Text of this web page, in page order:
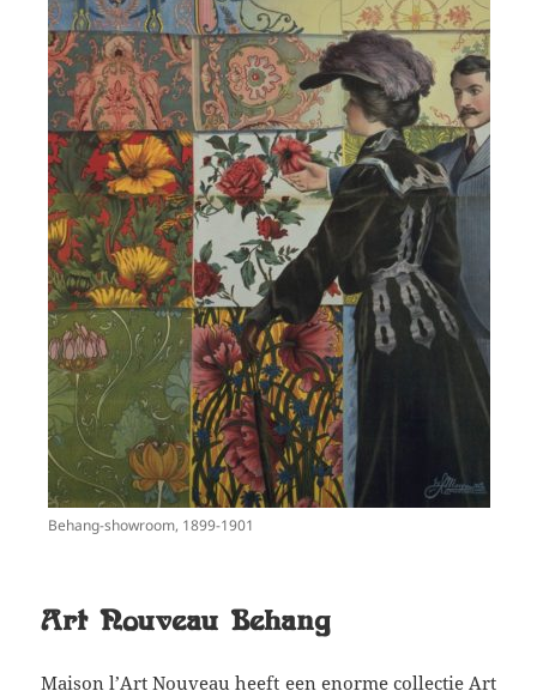
Behang-showroom, 1899-1901
Art Nouveau Behang
Maison l’Art Nouveau heeft een enorme collectie Art